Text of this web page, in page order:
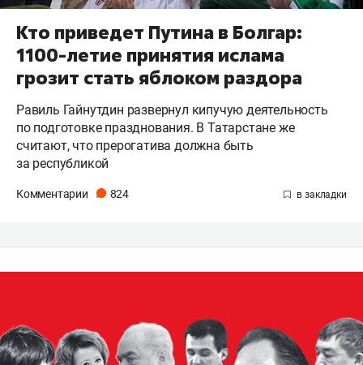
Кто приведет Путина в Болгар:
1100-летие принятия ислама
грозит стать яблоком раздора
Равиль Гайнутдин развернул кипучую деятельность
по подготовке празднования. В Татарстане же
считают, что прерогатива должна быть
за республикой
Комментарии 824